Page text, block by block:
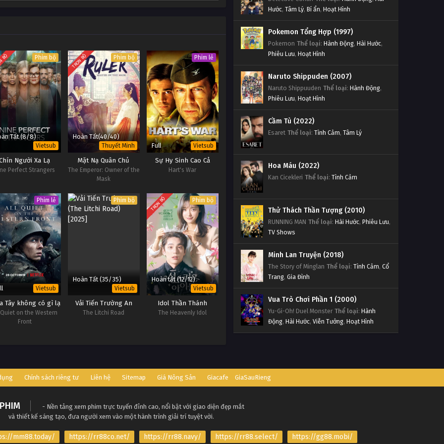
Vietsub #1
Vietsub #1
BỘ Phim bộ
Tất (8/8)
Vietsub
Người Xa Lạ
Perfect Strangers
TRỌN BỘ Phim bộ
Hoàn Tất(40/40)
Thuyết Minh
Mặt Nạ Quân Chủ
The Emperor: Owner of the
Mask
Phim lẻ
Full Vietsub
Sự Hy Sinh Cao Cả
Hart's War
Phim lẻ
Vietsub
Tây không có gì lạ
on the Western
Front
Phim bộ
Hoàn Tất (35/35)
Vietsub
Vải Tiến Trường An
The Litchi Road
TRỌN BỘ Phim bộ
Hoàn tất (12/12)
Vietsub
Idol Thần Thánh
The Heavenly Idol
Hước, Tâm Lý, Bí ẩn, Hoạt Hình
Pokemon Tổng Hợp (1997)
Pokemon Thể loại: Hành Động, Hài Hước,
Phiêu Lưu, Hoạt Hình
Naruto Shippuden (2007)
Naruto Shippuuden Thể loại: Hành Động,
Phiêu Lưu, Hoạt Hình
Cầm Tù (2022)
Esaret Thể loại: Tình Cảm, Tâm Lý
Hoa Máu (2022)
Kan Cicekleri Thể loại: Tình Cảm
Thử Thách Thần Tượng (2010)
RUNNING MAN Thể loại: Hài Hước, Phiêu Lưu,
TV Shows
Minh Lan Truyện (2018)
The Story of Minglan Thể loại: Tình Cảm, Cổ
Trang, Gia Đình
Vua Trò Chơi Phần 1 (2000)
Yu-Gi-Oh! Duel Monster Thể loại: Hành
Động, Hài Hước, Viễn Tưởng, Hoạt Hình
Chính sách riêng tư Liên hệ Sitemap Giá Nông Sản Giacafe GiaSauRieng
- Nền tảng xem phim trực tuyến đỉnh cao, nổi bật với giao diện đẹp mắt
và thiết kế sáng tạo, đưa người xem vào một hành trình giải trí tuyệt vời.
mm88.today/ https://rr88co.net/ https://rr88.navy/ https://rr88.select/ https://gg88.mobi/